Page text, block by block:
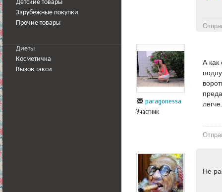
Детские товары
Зарубежные покупки
Прочие товары
Диеты
Косметичка
Вызов такси
paragonessa
Участник
А как
Не